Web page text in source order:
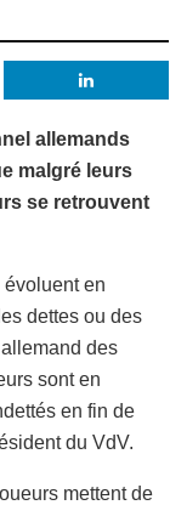
allemands
malgré leurs
se retrouvent
en
dettes ou des
des
sont en
en fin de
du VdV.
mettent de